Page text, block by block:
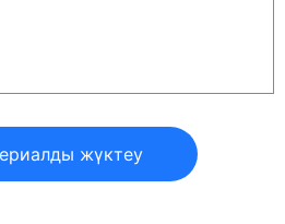
жүктеу